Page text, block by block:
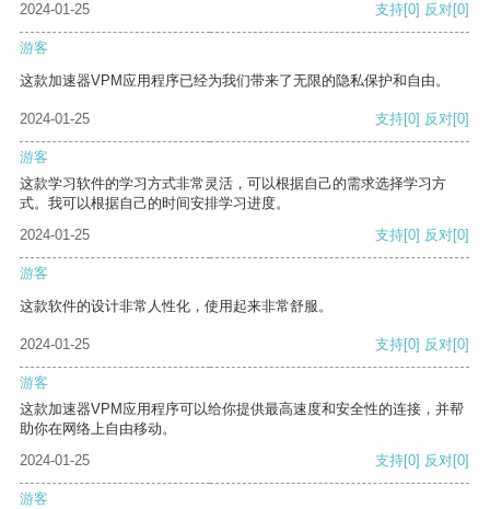
2024-01-25 支持[0] 反对[0]
游客
这款加速器VPM应用程序已经为我们带来了无限的隐私保护和自由。
2024-01-25 支持[0] 反对[0]
游客
这款学习软件的学习方式非常灵活，可以根据自己的需求选择学习方
式。我可以根据自己的时间安排学习进度。
2024-01-25
支持[0] 反对[0]
游客
这款软件的设计非常人性化，使用起来非常舒服。
2024-01-25 支持[0] 反对[0]
游客
这款加速器VPM应用程序可以给你提供最高速度和安全性的连接，并帮
助你在网络上自由移动。
2024-01-25
支持[0] 反对[0]
游客